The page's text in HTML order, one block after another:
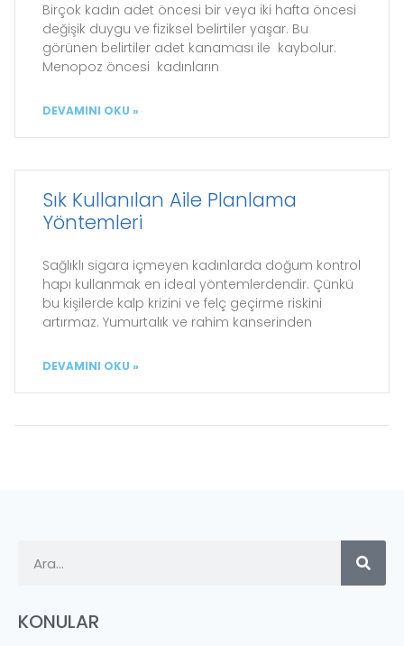
Birçok kadın adet öncesi bir veya iki hafta öncesi
değişik duygu ve fiziksel belirtiler yaşar. Bu
görünen belirtiler adet kanaması ile kaybolur.
Menopoz öncesi kadınların
DEVAMINI OKU »
Sık Kullanılan Aile Planlama
Yöntemleri
Sağlıklı sigara içmeyen kadınlarda doğum kontrol
hapı kullanmak en ideal yöntemlerdendir. Çünkü
bu kişilerde kalp krizini ve felç geçirme riskini
artırmaz. Yumurtalık ve rahim kanserinden
DEVAMINI OKU »
KONULAR